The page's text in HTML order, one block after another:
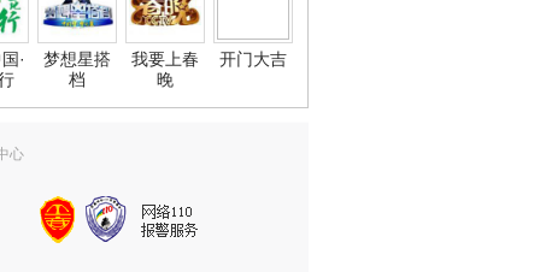
·
梦想星搭
档
我要上春
晚
开门大吉
心